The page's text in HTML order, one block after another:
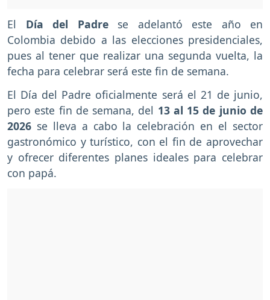
El Día del Padrese adelantó este año en
Colombia debido a las elecciones presidenciales,
pues al tener que realizar una segunda vuelta, la
fecha para celebrar será este fin de semana.
El Día del Padre oficialmente será el 21 de junio,
pero este fin de semana, del 13 al 15 de junio de
2026 se lleva a cabo la celebración en el sector
gastronómico y turístico, con el fin de aprovechar
y ofrecer diferentes planes ideales para celebrar
con papá.